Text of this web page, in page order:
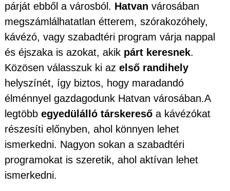
párját ebből a városból. Hatvan városában
megszámlálhatatlan étterem, szórakozóhely,
kávézó, vagy szabadtéri program várja nappal
és éjszaka is azokat, akik párt keresnek.
Közösen válasszuk ki az első randihely
helyszínét, így biztos, hogy maradandó
élménnyel gazdagodunk Hatvan városában.A
legtöbb egyedülálló társkereső a kávézókat
részesíti előnyben, ahol könnyen lehet
ismerkedni. Nagyon sokan a szabadtéri
programokat is szeretik, ahol aktívan lehet
ismerkedni.